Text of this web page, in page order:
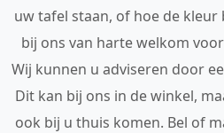
uw tafel staan, of hoe de kleur
bij ons van harte welkom
Wij kunnen u adviseren door
Dit kan bij ons in de winkel,
ook bij u thuis komen. Bel of